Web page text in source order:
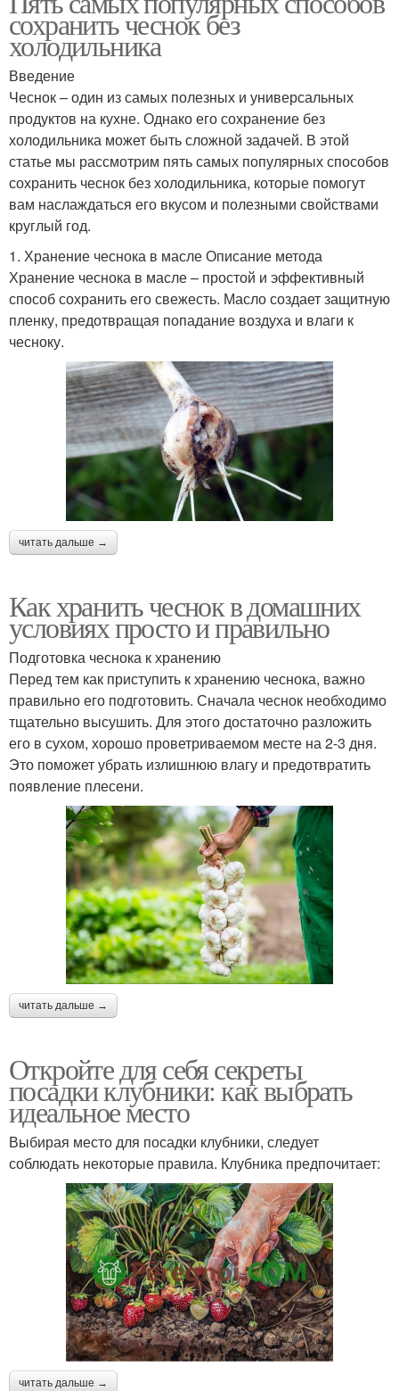
сохранить чеснок без
холодильника
Введение
Чеснок – один из самых полезных и универсальных
продуктов на кухне. Однако его сохранение без
холодильника может быть сложной задачей. В этой
статье мы рассмотрим пять самых популярных способов
сохранить чеснок без холодильника, которые помогут
вам наслаждаться его вкусом и полезными свойствами
круглый год.
1. Хранение чеснока в масле Описание метода
Хранение чеснока в масле – простой и эффективный
способ сохранить его свежесть. Масло создает защитную
пленку, предотвращая попадание воздуха и влаги к
чесноку.
читать дальше →
Как хранить чеснок в домашних
условиях просто и правильно
Подготовка чеснока к хранению
Перед тем как приступить к хранению чеснока, важно
правильно его подготовить. Сначала чеснок необходимо
тщательно высушить. Для этого достаточно разложить
его в сухом, хорошо проветриваемом месте на 2-3 дня.
Это поможет убрать излишнюю влагу и предотвратить
появление плесени.
читать дальше →
Откройте для себя секреты
посадки клубники: как выбрать
идеальное место
Выбирая место для посадки клубники, следует
соблюдать некоторые правила. Клубника предпочитает:
читать дальше →